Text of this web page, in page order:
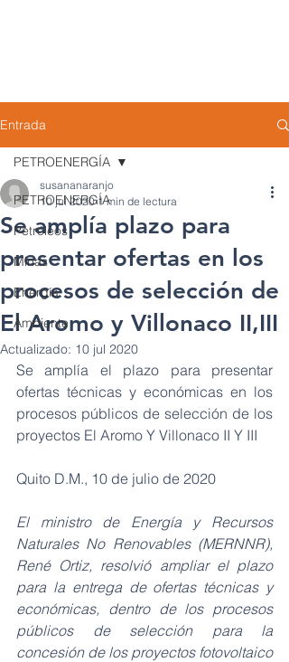
Entrada
PETROENERGÍA
Petróleos
Minas
Energía
Ambiente
PETROENERGÍA
Se amplía plazo para
presentar ofertas en los
procesos de selección de
El Aromo y Villonaco II,III
susananaranjo
10 jul 2020 1 min de lectura
Actualizado: 10 jul 2020
Se amplía el plazo para presentar
ofertas técnicas y económicas en los
procesos públicos de selección de los
proyectos El Aromo Y Villonaco II Y III
Quito D.M., 10 de julio de 2020
El ministro de Energía y Recursos
Naturales No Renovables (MERNNR),
René Ortiz, resolvió ampliar el plazo
para la entrega de ofertas técnicas y
económicas, dentro de los procesos
públicos de selección para la
concesión de los proyectos fotovoltaico